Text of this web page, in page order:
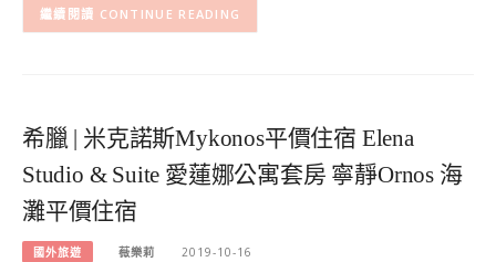
CONTINUE READING
希臘 | 米克諾斯Mykonos平價住宿 Elena
Studio & Suite 愛蓮娜公寓套房 寧靜Ornos 海
灘平價住宿
國外旅遊 薇樂莉 2019-10-16